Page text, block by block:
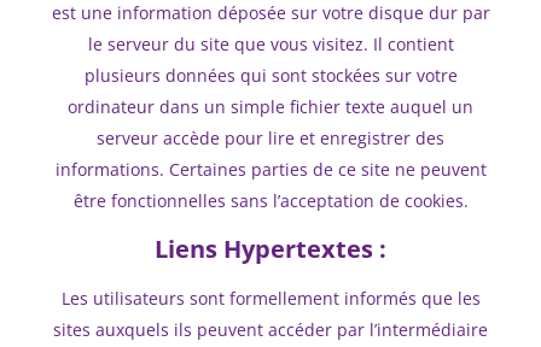
est une information déposée sur votre disque dur par
le serveur du site que vous visitez. Il contient
plusieurs données qui sont stockées sur votre
ordinateur dans un simple fichier texte auquel un
serveur accède pour lire et enregistrer des
informations. Certaines parties de ce site ne peuvent
être fonctionnelles sans l’acceptation de cookies.
Liens Hypertextes :
Les utilisateurs sont formellement informés que les
sites auxquels ils peuvent accéder par l’intermédiaire